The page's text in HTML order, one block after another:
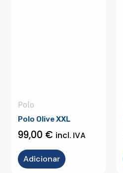
Polo
Polo Olive XXL
99,00 € incl. IVA
Adicionar